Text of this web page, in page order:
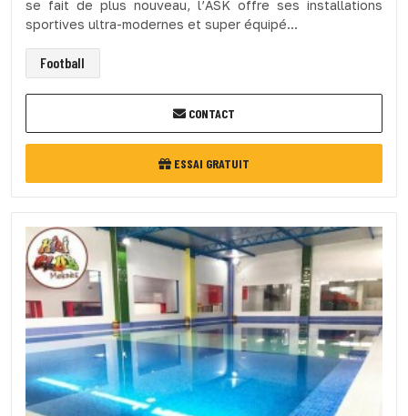
se fait de plus nouveau, l’ASK offre ses installations
sportives ultra-modernes et super équipé...
Football
CONTACT
ESSAI GRATUIT